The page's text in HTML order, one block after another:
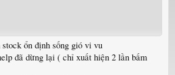
ổn định sống gió vi vu
đã dừng lại ( chỉ xuất hiện 2 lần bấm